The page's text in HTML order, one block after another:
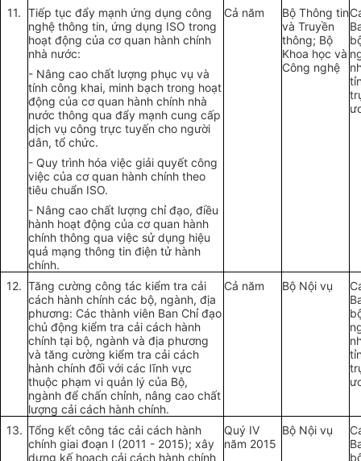
11.
Tiếp tục đẩy mạnh ứng dụng công
nghệ thông tin, ứng dụng ISO trong
hoạt động của cơ quan hành chính
nhà nước:
- Nâng cao chất lượng phục vụ và
tính công khai, minh bạch trong hoạt
động của cơ quan hành chính nhà
nước thông qua đẩy mạnh cung cấp
dịch vụ công trực tuyến cho người
dân, tổ chức.
- Quy trình hóa việc giải quyết công
việc của cơ quan hành chính theo
tiêu chuẩn ISO.
- Nâng cao chất lượng chỉ đạo, điều
hành hoạt động của cơ quan hành
chính thông qua việc sử dụng hiệu
quả mạng thông tin điện tử hành
chính.
Cả năm
Bộ Thông tin
và Truyền
thông; Bộ
Khoa học và
Công nghệ
12. Tăng cường công tác kiểm tra cải
cách hành chính các bộ, ngành, địa
phương: Các thành viên Ban Chỉ đạo
chủ động kiểm tra cải cách hành
chính tại bộ, ngành và địa phương
và tăng cường kiểm tra cải cách
hành chính đối với các lĩnh vực
thuộc phạm vi quản lý của Bộ,
ngành để chấn chỉnh, nâng cao chất
lượng cải cách hành chính.
Cả năm Bộ Nội vụ
13. Tổng kết công tác cải cách hành
chính giai đoạn I (2011 - 2015); xây
dựng kế hoạch cải cách hành chính
Quý IV
năm 2015
Bộ Nội vụ